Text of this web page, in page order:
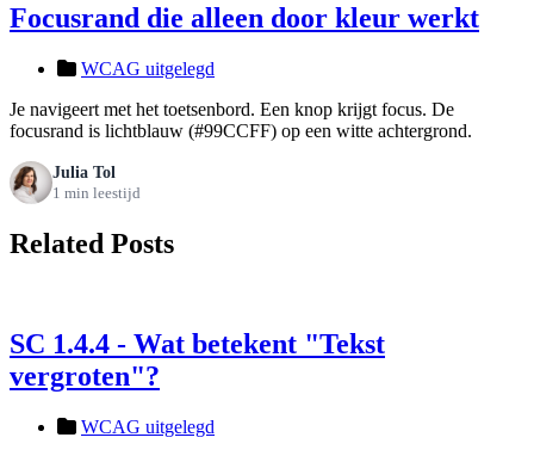
Focusrand die alleen door kleur werkt
WCAG uitgelegd
Je navigeert met het toetsenbord. Een knop krijgt focus. De
focusrand is lichtblauw (#99CCFF) op een witte achtergrond.
Julia Tol
1 min leestijd
Related Posts
SC 1.4.4 - Wat betekent "Tekst
vergroten"?
WCAG uitgelegd